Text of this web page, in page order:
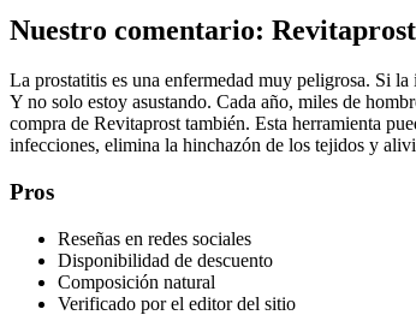
Nuestro comentario:
La prostatitis es una enfermedad muy peligrosa. Si
Y no solo estoy asustando. Cada año, miles de
compra de Revitaprost también. Esta herramienta
infecciones, elimina la hinchazón de los tejidos y
Pros
Reseñas en redes sociales
Disponibilidad de descuento
Composición natural
Verificado por el editor del sitio